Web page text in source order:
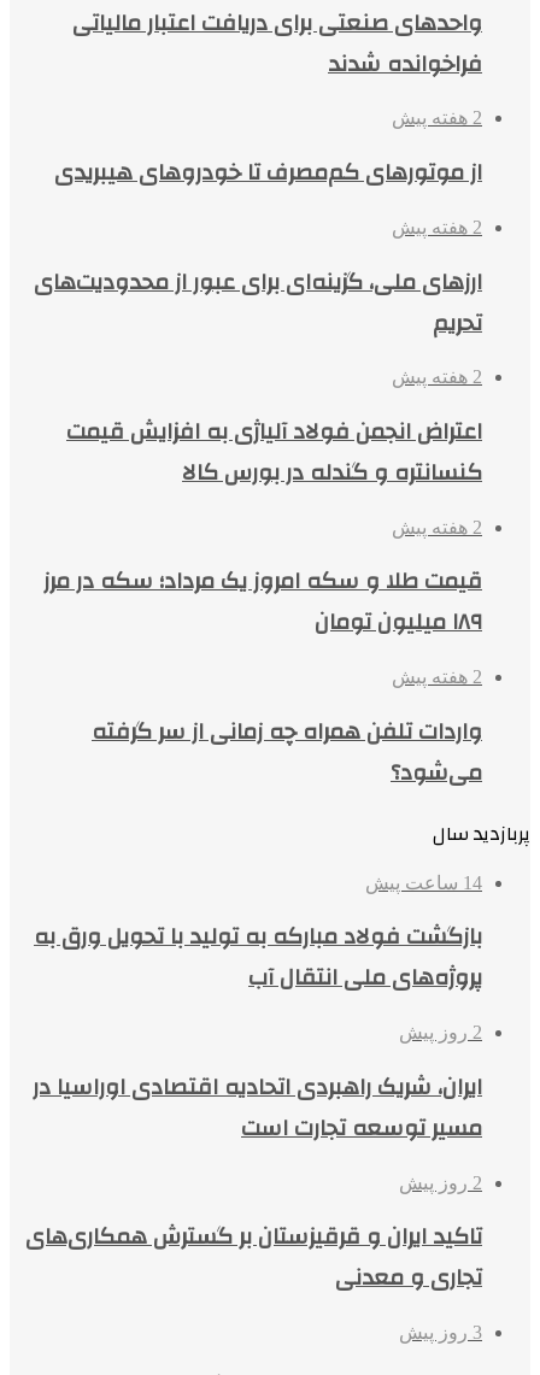
واحدهای صنعتی برای دریافت اعتبار مالیاتی
فراخوانده شدند
2 هفته پیش
از موتورهای کم‌مصرف تا خودروهای هیبریدی
2 هفته پیش
ارزهای ملی، گزینه‌ای برای عبور از محدودیت‌های
تحریم
2 هفته پیش
اعتراض انجمن فولاد آلیاژی به افزایش قیمت
کنسانتره و گندله در بورس کالا
2 هفته پیش
قیمت طلا و سکه امروز یک مرداد؛ سکه در مرز
۱۸۹ میلیون تومان
2 هفته پیش
واردات تلفن همراه چه زمانی از سر گرفته
می‌شود؟
پربازدید سال
14 ساعت پیش
بازگشت فولاد مبارکه به تولید با تحویل ورق به
پروژه‌های ملی انتقال آب
2 روز پیش
ایران، شریک راهبردی اتحادیه اقتصادی اوراسیا در
مسیر توسعه تجارت است
2 روز پیش
تاکید ایران و قرقیزستان بر گسترش همکاری‌های
تجاری و معدنی
3 روز پیش